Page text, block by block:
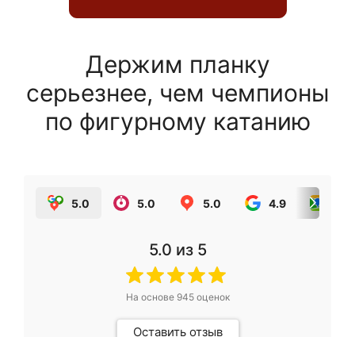
Держим планку
серьезнее, чем чемпионы
по фигурному катанию
5.0 5.0 5.0 4.9
5.0 из 5
На основе 945оценок
Оставить отзыв